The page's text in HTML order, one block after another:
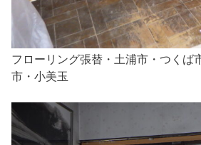
フローリング張替・土浦市・つくば
市・小美玉